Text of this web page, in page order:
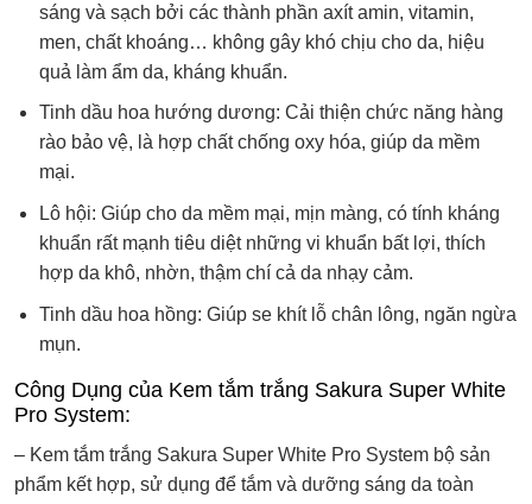
sáng và sạch bởi các thành phần axít amin, vitamin,
men, chất khoáng… không gây khó chịu cho da, hiệu
quả làm ẩm da, kháng khuẩn.
Tinh dầu hoa hướng dương: Cải thiện chức năng hàng
rào bảo vệ, là hợp chất chống oxy hóa, giúp da mềm
mại.
Lô hội: Giúp cho da mềm mại, mịn màng, có tính kháng
khuẩn rất mạnh tiêu diệt những vi khuẩn bất lợi, thích
hợp da khô, nhờn, thậm chí cả da nhạy cảm.
Tinh dầu hoa hồng: Giúp se khít lỗ chân lông, ngăn ngừa
mụn.
Công Dụng của Kem tắm trắng Sakura Super White
Pro System:
– Kem tắm trắng Sakura Super White Pro System bộ sản
phẩm kết hợp, sử dụng để tắm và dưỡng sáng da toàn